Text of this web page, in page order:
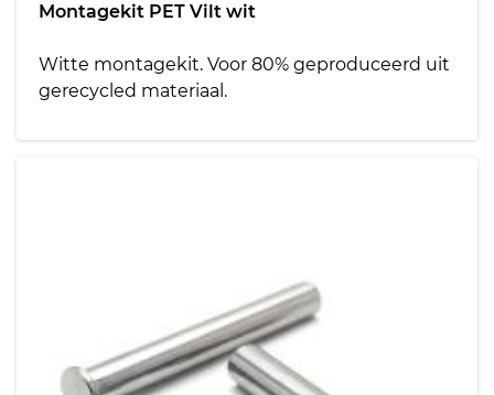
Montagekit PET Vilt wit
Witte montagekit. Voor 80% geproduceerd uit
gerecycled materiaal.